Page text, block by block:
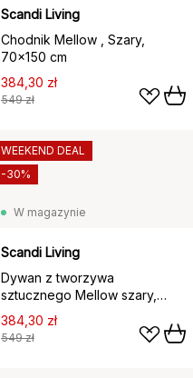
Scandi Living
Chodnik Mellow , Szary,
70x150 cm
384,30 zł
549 zł
W magazynie
Scandi Living
Dywan z tworzywa
sztucznego Mellow szary,
70x150cm
384,30 zł
549 zł
WEEKEND DEAL
-30%